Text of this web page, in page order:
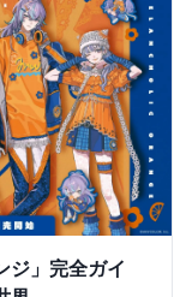
ジ」完全ガイ